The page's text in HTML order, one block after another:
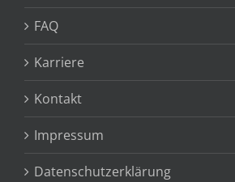
FAQ
Karriere
Kontakt
Impressum
Datenschutzerklärung